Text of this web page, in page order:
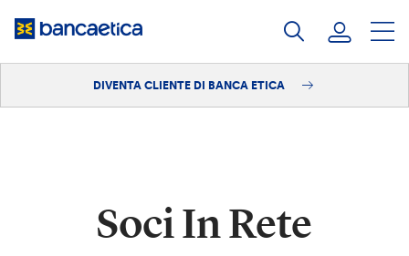
DIVENTA CLIENTE DI BANCA ETICA
Soci In Rete